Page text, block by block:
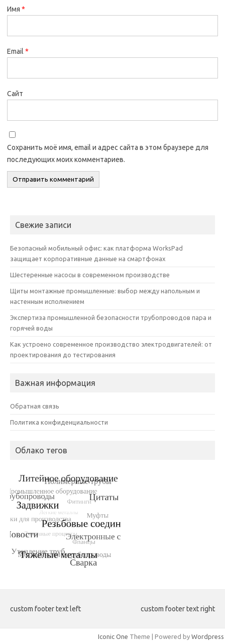
Имя *
Email *
Сайт
Сохранить моё имя, email и адрес сайта в этом браузере для
последующих моих комментариев.
Свежие записи
Безопасный мобильный офис: как платформа WorksPad
защищает корпоративные данные на смартфонах
Шестеренные насосы в современном производстве
Щиты монтажные промышленные: выбор между напольным и
настенным исполнением
Экспертиза промышленной безопасности трубопроводов пара и
горячей воды
Как устроено современное производство электродвигателей: от
проектирования до тестирования
Важная информация
Обратная связь
Политика конфиденциальности
Облако тегов
custom footer text left custom footer text right
Iconic One Theme | Powered by Wordpress